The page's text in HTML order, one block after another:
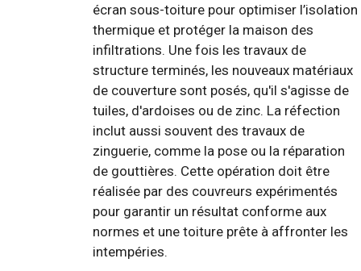
écran sous-toiture pour optimiser l’isolation
thermique et protéger la maison des
infiltrations. Une fois les travaux de
structure terminés, les nouveaux matériaux
de couverture sont posés, qu'il s'agisse de
tuiles, d'ardoises ou de zinc. La réfection
inclut aussi souvent des travaux de
zinguerie, comme la pose ou la réparation
de gouttières. Cette opération doit être
réalisée par des couvreurs expérimentés
pour garantir un résultat conforme aux
normes et une toiture prête à affronter les
intempéries.